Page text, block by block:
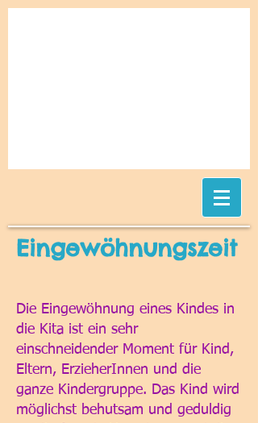
Eingewöhnungszeit
Die Eingewöhnung eines Kindes in
die Kita ist ein sehr
einschneidender Moment für Kind,
Eltern, ErzieherInnen und die
ganze Kindergruppe. Das Kind wird
möglichst behutsam und geduldig